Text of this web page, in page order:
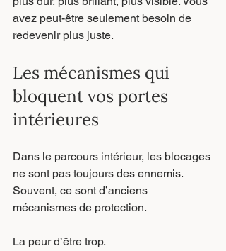
avez peut-être seulement besoin de
redevenir plus juste.
Les mécanismes qui
bloquent vos portes
intérieures
Dans le parcours intérieur, les blocages
ne sont pas toujours des ennemis.
Souvent, ce sont d’anciens
mécanismes de protection.
La peur d’être trop.